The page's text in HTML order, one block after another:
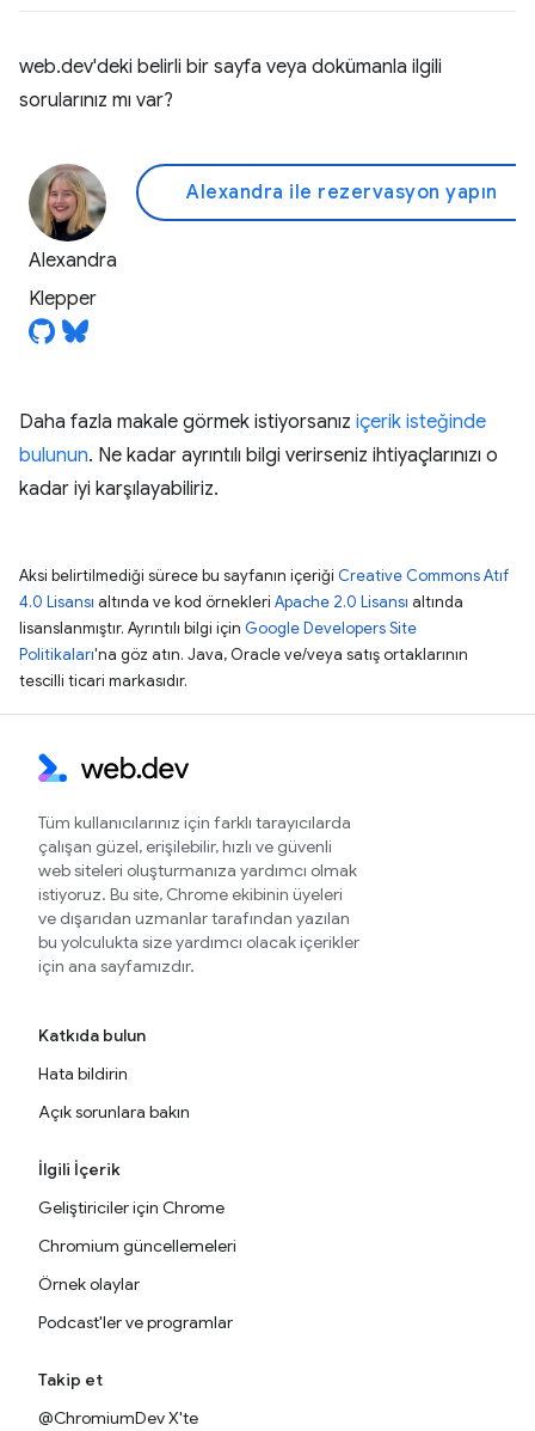
web.dev'deki belirli bir sayfa veya dokümanla ilgili
sorularınız mı var?
Alexandra
Klepper
Alexandra ile rezervasyon yapın
Daha fazla makale görmek istiyorsanız içerik isteğinde
bulunun. Ne kadar ayrıntılı bilgi verirseniz ihtiyaçlarınızı o
kadar iyi karşılayabiliriz.
Aksi belirtilmediği sürece bu sayfanın içeriği Creative Commons Atıf
4.0 Lisansı altında ve kod örnekleri Apache 2.0 Lisansı altında
lisanslanmıştır. Ayrıntılı bilgi için Google Developers Site
Politikaları'na göz atın. Java, Oracle ve/veya satış ortaklarının
tescilli ticari markasıdır.
Tüm kullanıcılarınız için farklı tarayıcılarda
çalışan güzel, erişilebilir, hızlı ve güvenli
web siteleri oluşturmanıza yardımcı olmak
istiyoruz. Bu site, Chrome ekibinin üyeleri
ve dışarıdan uzmanlar tarafından yazılan
bu yolculukta size yardımcı olacak içerikler
için ana sayfamızdır.
Katkıda bulun
Hata bildirin
Açık sorunlara bakın
İlgili İçerik
Geliştiriciler için Chrome
Chromium güncellemeleri
Örnek olaylar
Podcast'ler ve programlar
Takip et
@ChromiumDev X'te